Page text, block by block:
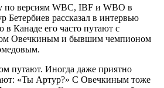
по версиям WBC, IBF и WBO в
Бетербиев рассказал в интервью
в Канаде его часто путают с
Овечкиным и бывшим чемпионом
путают. Иногда даже приятно
«Ты Артур?» С Овечкиным тоже